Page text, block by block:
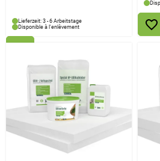
Lieferzeit: 3 - 6 Arbeitstage
Disponible à l'enlèvement